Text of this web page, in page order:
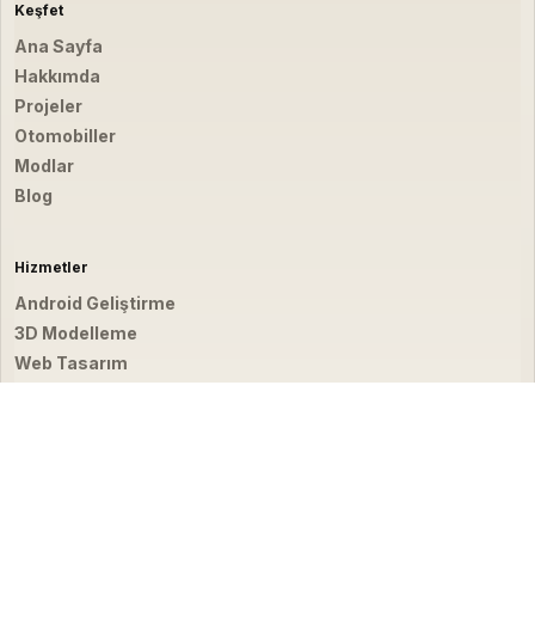
Keşfet
Ana Sayfa
Hakkımda
Projeler
Otomobiller
Modlar
Blog
Hizmetler
Android Geliştirme
3D Modelleme
Web Tasarım